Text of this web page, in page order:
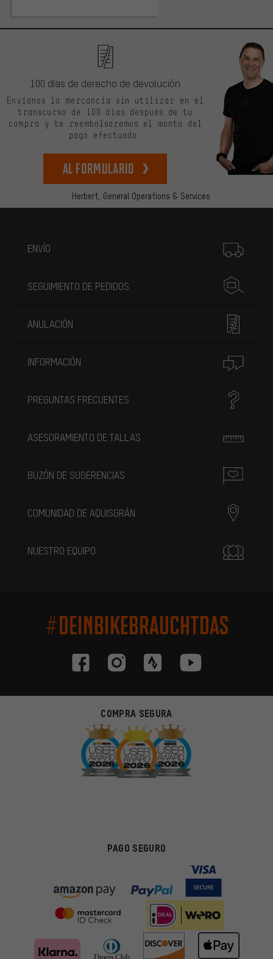
Herbert, General Operations & Services
100 días de derecho de devolución
Envíanos la mercancía sin utilizar en el
transcurso de 100 días después de tu
compra y te reembolsaremos el monto del
pago efectuado.
Al formulario
ENVÍO
SEGUIMIENTO DE PEDIDOS
ANULACIÓN
INFORMACIÓN
PREGUNTAS FRECUENTES
ASESORAMIENTO DE TALLAS
BUZÓN DE SUGERENCIAS
COMUNIDAD DE AQUISGRÁN
NUESTRO EQUIPO
#DEINBIKEBRAUCHTDAS
COMPRA SEGURA
PAGO SEGURO